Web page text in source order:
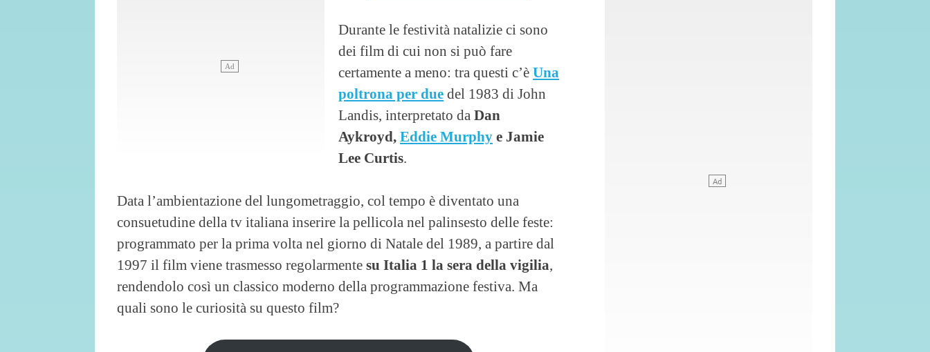
Durante le festività natalizie ci sono
dei film di cui non si può fare
certamente a meno: tra questi c’è Una
poltrona per due del 1983 di John
Landis, interpretato da Dan
Aykroyd, Eddie Murphy e Jamie
Lee Curtis
Data l’ambientazione del lungometraggio, col tempo è diventato una
consuetudine della tv italiana inserire la pellicola nel palinsesto delle feste:
programmato per la prima volta nel giorno di Natale del 1989, a partire dal
1997 il film viene trasmesso regolarmente su Italia 1 la sera della vigilia,
rendendolo così un classico moderno della programmazione festiva. Ma
quali sono le curiosità su questo film?